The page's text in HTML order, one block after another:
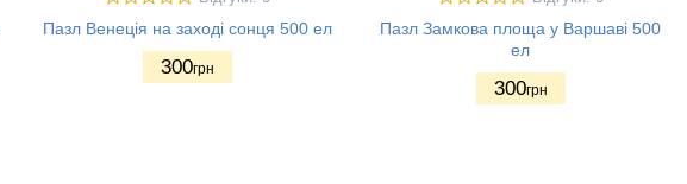
Пазл Венеція на заході сонця 500 ел
300грн
Пазл Замкова площа у Варшаві 500
ел
300грн